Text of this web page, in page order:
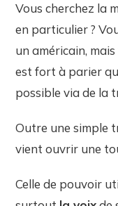
Vous cherchez la
en particulier ?
un américain,
est fort à parier
possible via de la
Outre une simple
vient ouvrir une
Celle de pouvoir